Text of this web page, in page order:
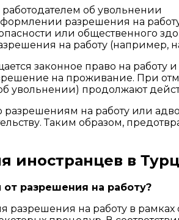
об увольнении
разрешения на
или общественного
на работу (например,
законное право на работу
на проживание. При
увольнении) продолжают
на работу или
Таким образом,
иностранцев в
разрешения на работу?
на работу в